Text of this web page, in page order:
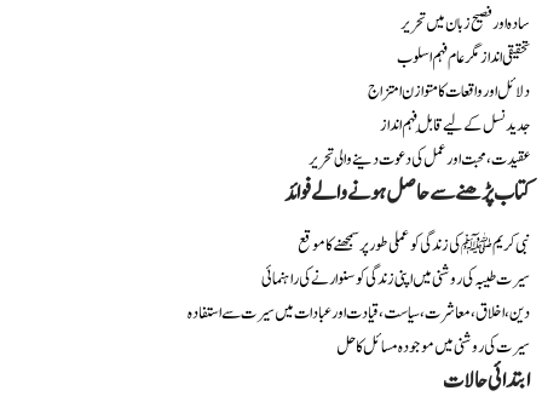
سادہ اور فصیح زبان میں تحریر
تحقیقی انداز مگر عام فہم اسلوب
دلائل اور واقعات کا متوازن امتزاج
جدید نسل کے لیے قابلِ فہم انداز
عقیدت، محبت اور عمل کی دعوت دینے والی تحریر
کتاب پڑھنے سے حاصل ہونے والے فوائد
نبی کریم ﷺ کی زندگی کو عملی طور پر سمجھنے کا موقع
سیرت طیبہ کی روشنی میں اپنی زندگی کو سنوارنے کی راہنمائی
دین، اخلاق، معاشرت، سیاست، قیادت اور عبادات میں سیرت سے استفادہ
سیرت کی روشنی میں موجودہ مسائل کا حل
ابتدائی حالات